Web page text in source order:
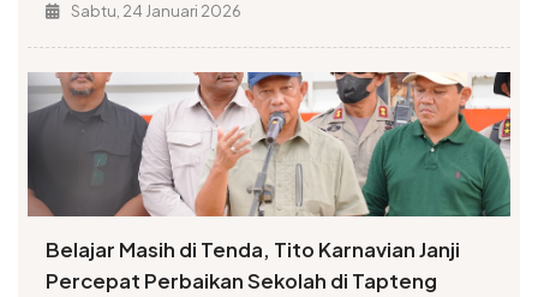
Sabtu, 24 Januari 2026
Belajar Masih di Tenda, Tito Karnavian Janji
Percepat Perbaikan Sekolah di Tapteng